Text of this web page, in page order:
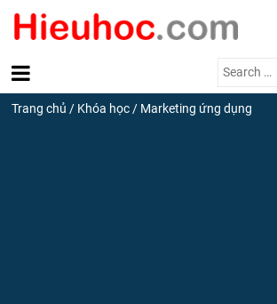
Search
Trang chủ / Khóa học / Marketing ứng dụng